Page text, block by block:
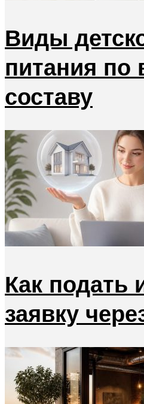
Виды
питания по
составу
Как подать
заявку